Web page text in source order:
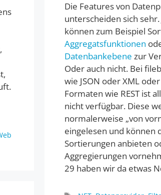
Die Features von
unterscheiden sich
können zum Beispiel
Aggregatsfunktionen
Datenbankebene zur
Oder auch nicht. Bei
wie JSON oder XML
Formaten wie REST ist
nicht verfügbar. Diese
normalerweise „von
eingelesen und können
Sortierungen anbieten
Aggregierungen
29 haben wir da etwas